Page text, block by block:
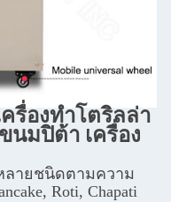
ครื่องทําโตริลล่า
นมปิต้า เครื่อง
ลายชนิดตามความ
Roti, Chapati